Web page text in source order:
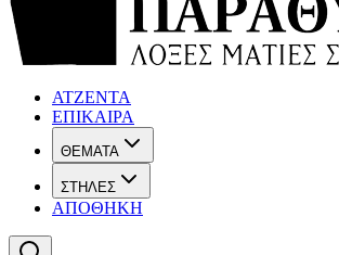
ΑΤΖΕΝΤΑ
ΕΠΙΚΑΙΡΑ
ΘΕΜΑΤΑ
ΣΤΗΛΕΣ
ΑΠΟΘΗΚΗ